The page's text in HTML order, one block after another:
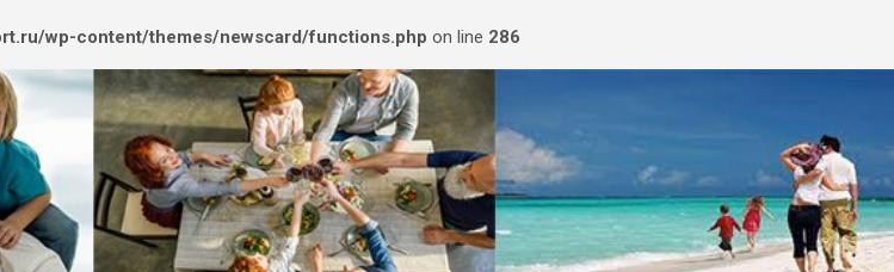
wp-content/themes/newscard/functions.php on line 286